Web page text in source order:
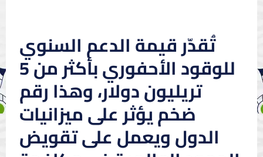
تُقدّر قيمة الدعم السنوي
للوقود الأحفوري بأكثر من 5
تريليون دولار، وهذا رقم
ضخم يؤثر على ميزانيات
الدول ويعمل على تقويض